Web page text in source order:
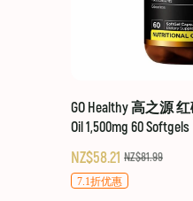
GO Healthy 高之源
Oil 1,500mg 60 Softgels
NZ$58.21 NZ$81.99
7.1折优惠